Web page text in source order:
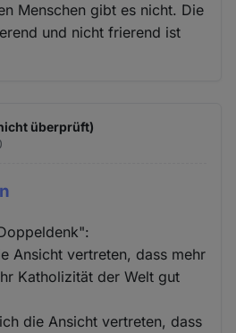
Menschen gibt es nicht. Die
und nicht frierend ist
überprüft)
Ansicht vertreten, dass mehr
Katholizität der Welt gut
die Ansicht vertreten, dass